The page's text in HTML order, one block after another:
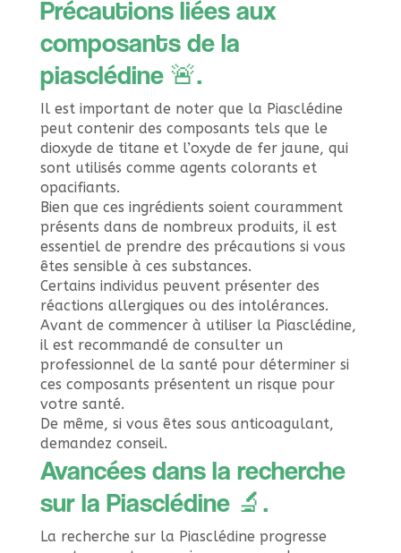
Précautions liées aux
composants de la
piasclédine 🚨.
Il est important de noter que la Piasclédine
peut contenir des composants tels que le
dioxyde de titane et l’oxyde de fer jaune, qui
sont utilisés comme agents colorants et
opacifiants.
Bien que ces ingrédients soient couramment
présents dans de nombreux produits, il est
essentiel de prendre des précautions si vous
êtes sensible à ces substances.
Certains individus peuvent présenter des
réactions allergiques ou des intolérances.
Avant de commencer à utiliser la Piasclédine,
il est recommandé de consulter un
professionnel de la santé pour déterminer si
ces composants présentent un risque pour
votre santé.
De même, si vous êtes sous anticoagulant,
demandez conseil.
Avancées dans la recherche
sur la Piasclédine 🔬.
La recherche sur la Piasclédine progresse